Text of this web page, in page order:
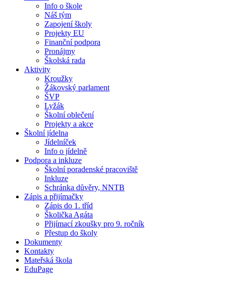
Info o škole
Náš tým
Zapojení školy
Projekty EU
Finanční podpora
Pronájmy
Školská rada
Aktivity
Kroužky
Žákovský parlament
ŠVP
Lyžák
Školní oblečení
Projekty a akce
Školní jídelna
Jídelníček
Info o jídelně
Podpora a inkluze
Školní poradenské pracoviště
Inkluze
Schránka důvěry, NNTB
Zápis a přijímačky
Zápis do 1. tříd
Školička Agáta
Přijímací zkoušky pro 9. ročník
Přestup do školy
Dokumenty
Kontakty
Mateřská škola
EduPage